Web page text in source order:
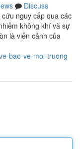
Discuss
nguy cấp qua các
không khí và sự
là viễn cảnh của
bao-ve-moi-truong